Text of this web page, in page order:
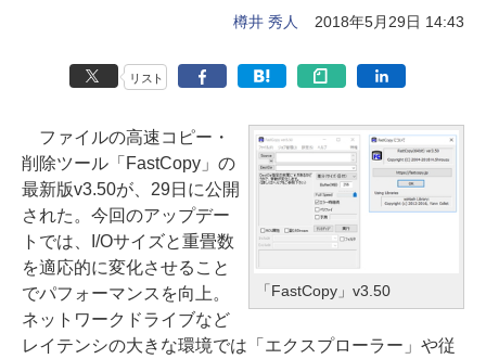
樽井 秀人 2018年5月29日 14:43
リスト
「FastCopy」v3.50
ファイルの高速コピー・
削除ツール「FastCopy」の
最新版v3.50が、29日に公開
された。今回のアップデー
トでは、I/Oサイズと重畳数
を適応的に変化させること
でパフォーマンスを向上。
ネットワークドライブなど
レイテンシの大きな環境では「エクスプローラー」や従